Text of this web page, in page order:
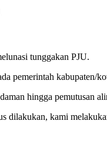
tunggakan PJU.
pemerintah
hingga pemutusan
dilakukan, kami